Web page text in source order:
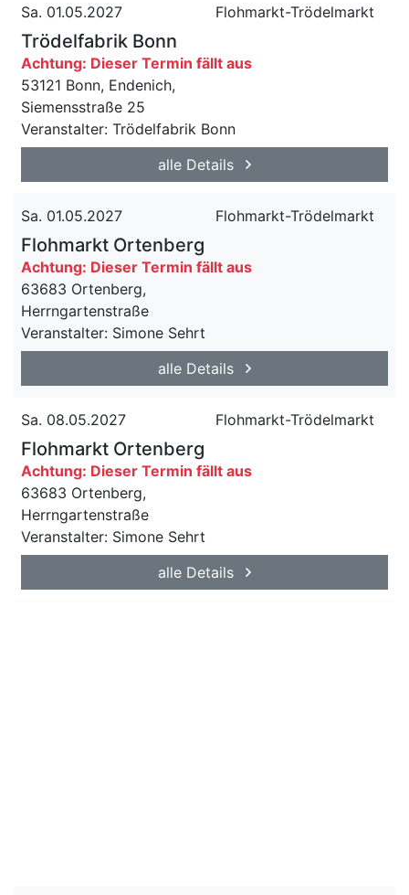
Sa. 01.05.2027 Flohmarkt-Trödelmarkt
Trödelfabrik Bonn
Achtung: Dieser Termin fällt aus
53121 Bonn, Endenich,
Siemensstraße 25
Veranstalter: Trödelfabrik Bonn
alle Details
Sa. 01.05.2027 Flohmarkt-Trödelmarkt
Flohmarkt Ortenberg
Achtung: Dieser Termin fällt aus
63683 Ortenberg,
Herrngartenstraße
Veranstalter: Simone Sehrt
alle Details
Sa. 08.05.2027 Flohmarkt-Trödelmarkt
Flohmarkt Ortenberg
Achtung: Dieser Termin fällt aus
63683 Ortenberg,
Herrngartenstraße
Veranstalter: Simone Sehrt
alle Details